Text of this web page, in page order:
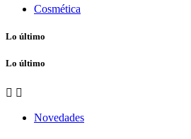
Cosmética
Lo último
Lo último
 
Novedades